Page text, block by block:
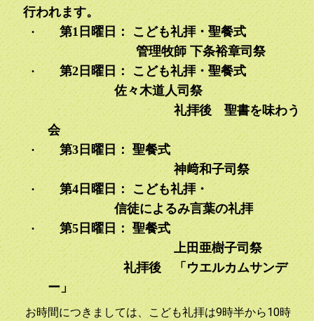
2024.03.30
イースターおめでとうございます！イースターの喜びが、あ
なたにも届きますように祈ります。
2024.03.16
４月の礼拝の予定を本日に記載しました。少し変わりました
ので、ご確認のうえ、お出かけください。皆さんの礼拝のご
参加お待ちしております。
2024.02.18
2024年の大斎節がやってきました。今年も日本聖公会 北関
東教区・東京教区宣教協働特別委員会が「み言葉と歩む大斎
節 〜黙想の手引き〜 」を作成し、皆さんに提供いたしま
す。どうぞご活用ください。
2023.12.10
『クリスマスによせて』管理牧師上田亜樹子司祭のクリスマ
スメッセージを本日に記載しました。
2023.12.03
本日から新しい教会歴となり、「降臨節」が始まりました。
行われます。
·
第1 日曜日： こども礼拝・聖餐式
管理牧師 下条裕章司祭
·
第2 日曜日：こども礼拝・聖餐式
佐々木道人司祭
礼拝後 聖書を味わう
会
·
第3日曜日：聖餐式
神﨑和子司祭
·
第4日曜日： こども礼拝・
信徒によるみ言葉の礼拝
·
第5 日曜日： 聖餐式
上田亜樹子司祭
礼拝後 「ウエルカムサンデ
ー」
お時間につきましては、こども礼拝は9時半から10時